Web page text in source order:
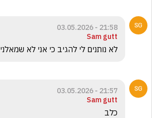
21:58 - 03.05.2026
Sam gutt
לא נותנים לי להגיב כי אני לא שמאלני
21:57 - 03.05.2026
Sam gutt
כלב